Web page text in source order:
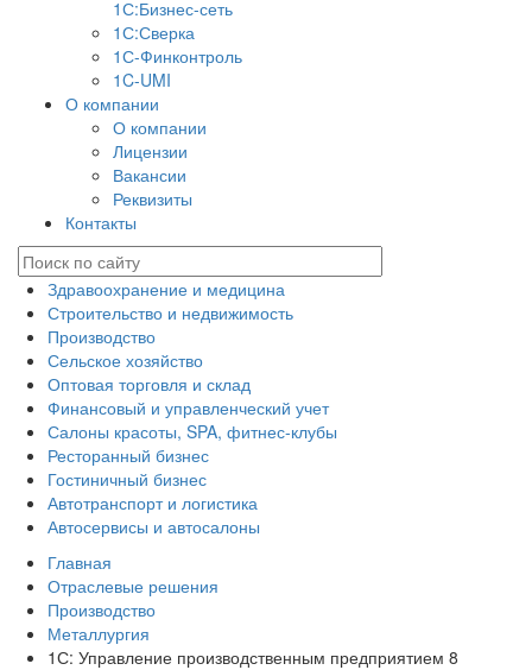
1С:Бизнес-сеть
1С:Сверка
1С-Финконтроль
1C-UMI
О компании
О компании
Лицензии
Вакансии
Реквизиты
Контакты
Здравоохранение и медицина
Строительство и недвижимость
Производство
Сельское хозяйство
Оптовая торговля и склад
Финансовый и управленческий учет
Салоны красоты, SPA, фитнес-клубы
Ресторанный бизнес
Гостиничный бизнес
Автотранспорт и логистика
Автосервисы и автосалоны
Главная
Отраслевые решения
Производство
Металлургия
1С: Управление производственным предприятием 8